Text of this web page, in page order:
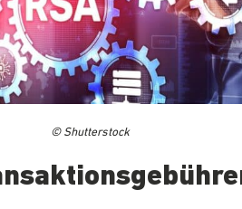
© Shutterstock